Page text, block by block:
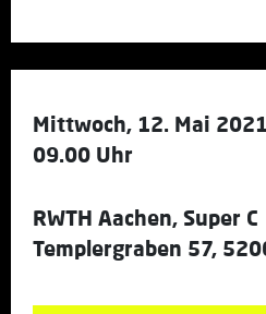
Mittwoch, 12. Mai 2021
09.00 Uhr
RWTH Aachen, Super C
Templergraben 57,